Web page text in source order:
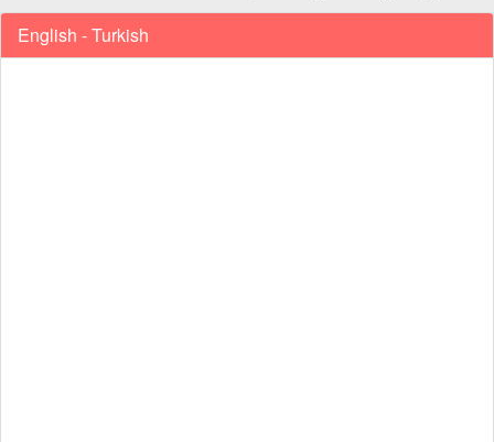
English - Turkish